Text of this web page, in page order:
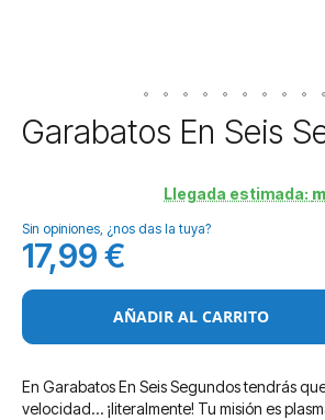
Saltar
al
galería
de
imágenes
Garabatos En Seis
Llegada estimada:
Sin opiniones, ¿nos das la tuya?
17,99 €
AÑADIR AL CARRITO
En Garabatos En Seis Segundos tendrás
velocidad… ¡literalmente! Tu misión es